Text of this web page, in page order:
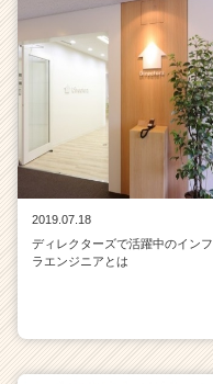
2019.07.18
ディレクターズで活躍中のインフ
ラエンジニアとは